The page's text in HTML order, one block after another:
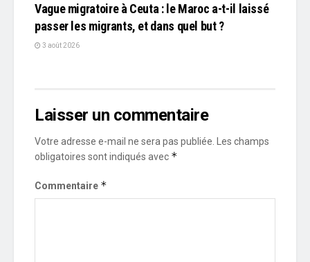
Vague migratoire à Ceuta : le Maroc a-t-il laissé
passer les migrants, et dans quel but ?
3 août 2026
Laisser un commentaire
Votre adresse e-mail ne sera pas publiée.
Les champs
obligatoires sont indiqués avec *
Commentaire *